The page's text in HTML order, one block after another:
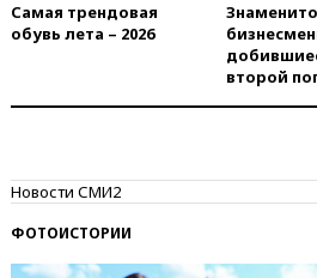
Самая трендовая
обувь лета – 2026
второй
Новости СМИ2
ФОТОИСТОРИИ